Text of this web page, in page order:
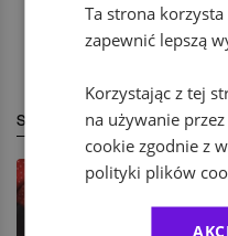
STREFA EKSPERTA
Ta strona
zapewnić lepszą
Korzystając z tej
na używanie
cookie zgodnie z
polityki plików